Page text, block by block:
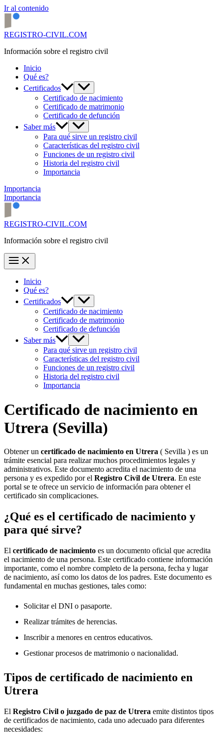
Ir al contenido
REGISTRO-CIVIL.COM
Información sobre el registro civil
Inicio
Qué es?
Certificados
Certificado de nacimiento
Certificado de matrimonio
Certificado de defunción
Saber más
Para qué sirve un registro civil
Características del registro civil
Funciones de un registro civil
Historia del registro civil
Importancia
Importancia
Importancia
REGISTRO-CIVIL.COM
Información sobre el registro civil
Inicio
Qué es?
Certificados
Certificado de nacimiento
Certificado de matrimonio
Certificado de defunción
Saber más
Para qué sirve un registro civil
Características del registro civil
Funciones de un registro civil
Historia del registro civil
Importancia
Certificado de nacimiento en
Utrera (Sevilla)
Obtener un certificado de nacimiento en Utrera ( Sevilla ) es un
trámite esencial para realizar muchos procedimientos legales y
administrativos. Este documento acredita el nacimiento de una
persona y es expedido por el Registro Civil de Utrera. En este
portal se te ofrece un servicio de información para obtener el
certificado sin complicaciones.
¿Qué es el certificado de nacimiento y
para qué sirve?
El certificado de nacimiento es un documento oficial que acredita
el nacimiento de una persona. Este certificado contiene información
importante, como el nombre completo de la persona, fecha y lugar
de nacimiento, así como los datos de los padres. Este documento es
fundamental en muchas gestiones, tales como:
Solicitar el DNI o pasaporte.
Realizar trámites de herencias.
Inscribir a menores en centros educativos.
Gestionar procesos de matrimonio o nacionalidad.
Tipos de certificado de nacimiento en
Utrera
El Registro Civil o juzgado de paz de Utrera emite distintos tipos
de certificados de nacimiento, cada uno adecuado para diferentes
necesidades: